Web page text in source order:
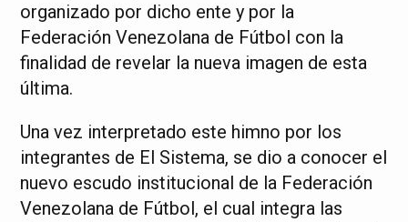
organizado por dicho ente y por la
Federación Venezolana de Fútbol con la
finalidad de revelar la nueva imagen de esta
última.
Una vez interpretado este himno por los
integrantes de El Sistema, se dio a conocer el
nuevo escudo institucional de la Federación
Venezolana de Fútbol, el cual integra las